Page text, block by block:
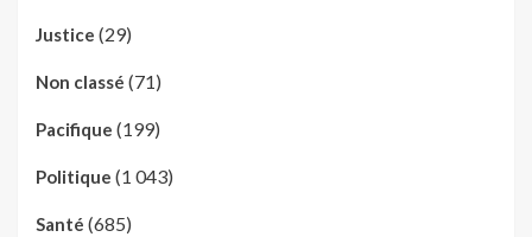
Justice (29)
Non classé (71)
Pacifique (199)
Politique (1 043)
Santé (685)